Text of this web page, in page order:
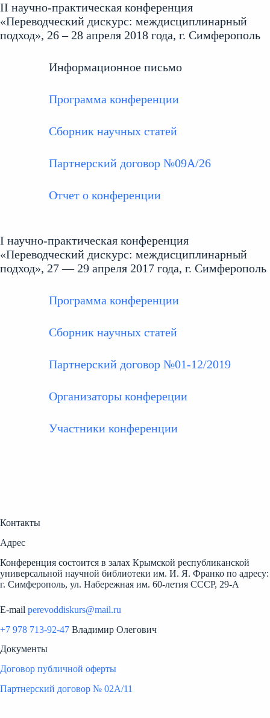
II научно-практическая конференция
«Переводческий дискурс: междисциплинарный
подход», 26 – 28 апреля 2018 года, г. Симферополь
Информационное письмо
Программа конференции
Сборник научных статей
Партнерский договор №09А/26
Отчет о конференции
I научно-практическая конференция
«Переводческий дискурс: междисциплинарный
подход», 27 — 29 апреля 2017 года, г. Симферополь
Программа конференции
Сборник научных статей
Партнерский договор №01-12/2019
Организаторы конфереции
Участники конференции
Контакты
Адрес
Конференция состоится в залах Крымской республиканской
универсальной научной библиотеки им. И. Я. Франко по адресу:
г. Симферополь, ул. Набережная им. 60-летия СССР, 29-А
E-mail perevoddiskurs@mail.ru
+7 978 713-92-47 Владимир Олегович
Документы
Договор публичной оферты
Партнерский договор № 02А/11